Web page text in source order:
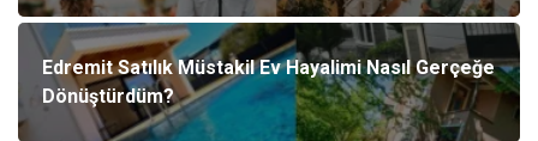
Edremit Satılık Müstakil Ev Hayalimi Nasıl Gerçeğe
Dönüştürdüm?